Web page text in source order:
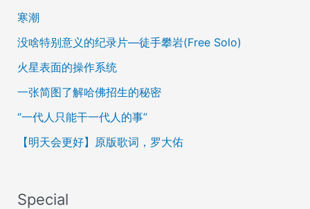
寒潮
没啥特别意义的纪录片—徒手攀岩(Free Solo)
火星表面的操作系统
一张简图了解哈佛招生的秘密
“一代人只能干一代人的事”
【明天会更好】原版歌词，罗大佑
Special